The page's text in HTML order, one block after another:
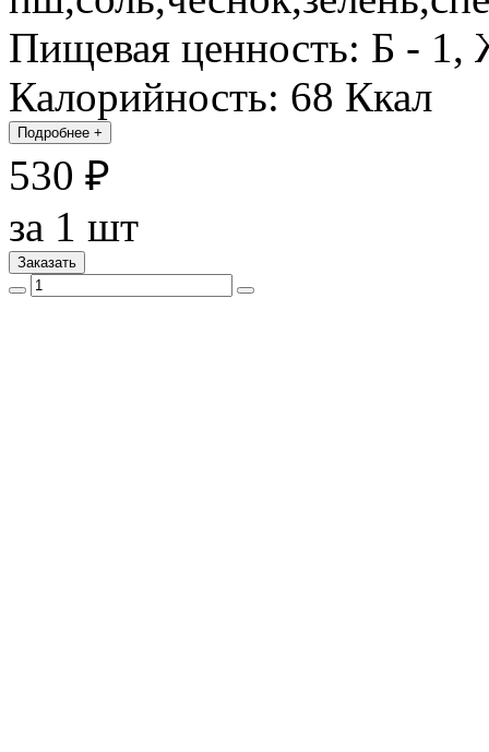
Пищевая ценность: Б -
Калорийность: 68 Ккал
Подробнее +
530 ₽
за 1 шт
Заказать